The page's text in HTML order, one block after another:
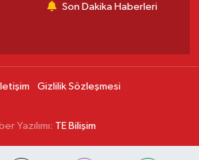
Son Dakika Haberleri
İletişim Gizlilik Sözleşmesi
Yazılımı: TE Bilişim